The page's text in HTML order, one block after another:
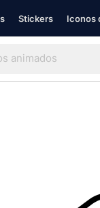
Stickers Iconos